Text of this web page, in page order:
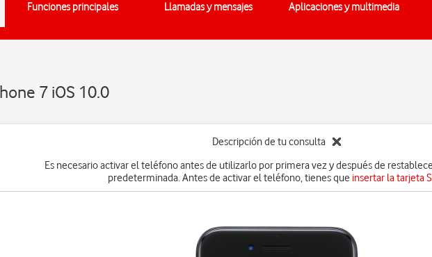
Funciones principales Llamadas y mensajes Aplicaciones y multimedia
7 iOS 10.0
Descripción de tu consulta
Es necesario activar el teléfono antes de utilizarlo por primera vez y después de
predeterminada. Antes de activar el teléfono, tienes que insertar la tarjeta